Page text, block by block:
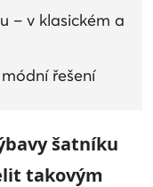
– v klasickém a
řešení
šatníku
takovým